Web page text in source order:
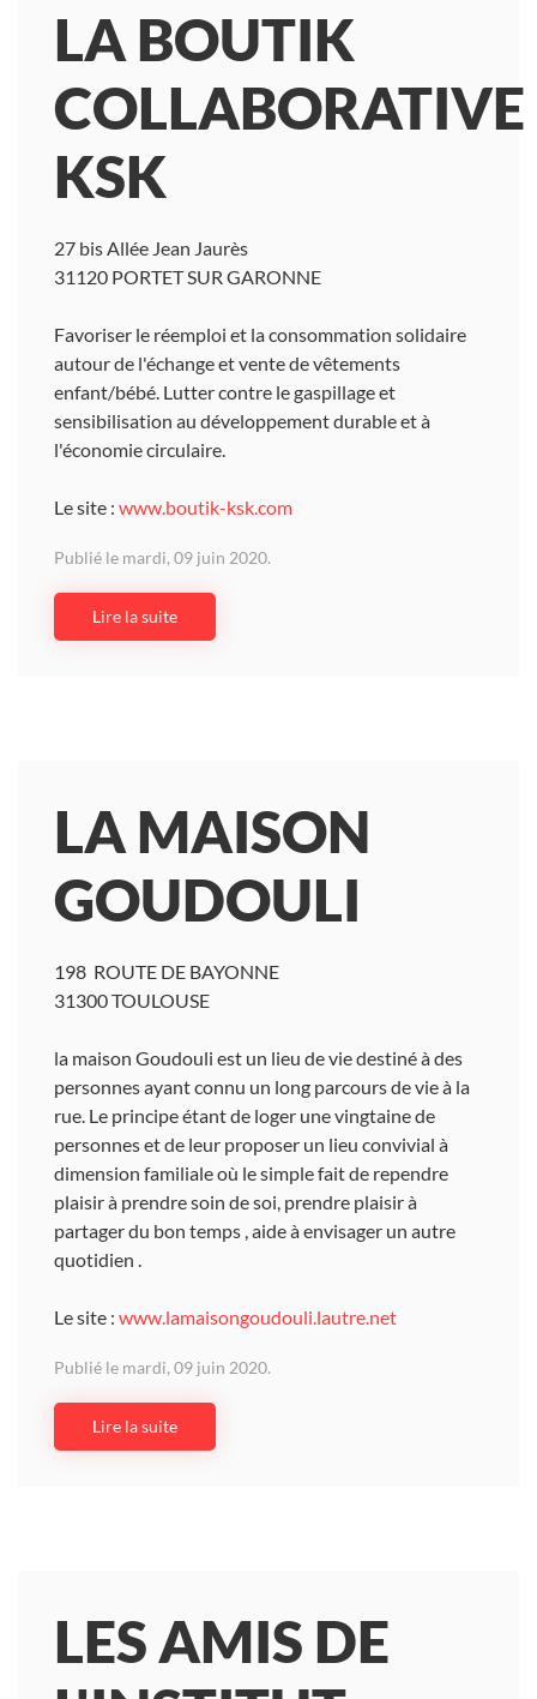
LA BOUTIK
COLLABORATIVE
KSK
27 bis Allée Jean Jaurès
31120 PORTET SUR GARONNE
Favoriser le réemploi et la consommation solidaire
autour de l'échange et vente de vêtements
enfant/bébé. Lutter contre le gaspillage et
sensibilisation au développement durable et à
l'économie circulaire.
Le site : www.boutik-ksk.com
Publié le mardi, 09 juin 2020.
Lire la suite
LA MAISON
GOUDOULI
198 ROUTE DE BAYONNE
31300 TOULOUSE
la maison Goudouli est un lieu de vie destiné à des
personnes ayant connu un long parcours de vie à la
rue. Le principe étant de loger une vingtaine de
personnes et de leur proposer un lieu convivial à
dimension familiale où le simple fait de rependre
plaisir à prendre soin de soi, prendre plaisir à
partager du bon temps , aide à envisager un autre
quotidien .
Le site : www.lamaisongoudouli.lautre.net
Publié le mardi, 09 juin 2020.
Lire la suite
LES AMIS DE